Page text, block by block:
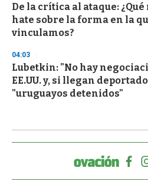
De la crítica al ataque:
hate sobre la forma en la
vinculamos?
04:03
Lubetkin: "No hay
EE.UU. y, si llegan
"uruguayos detenidos"